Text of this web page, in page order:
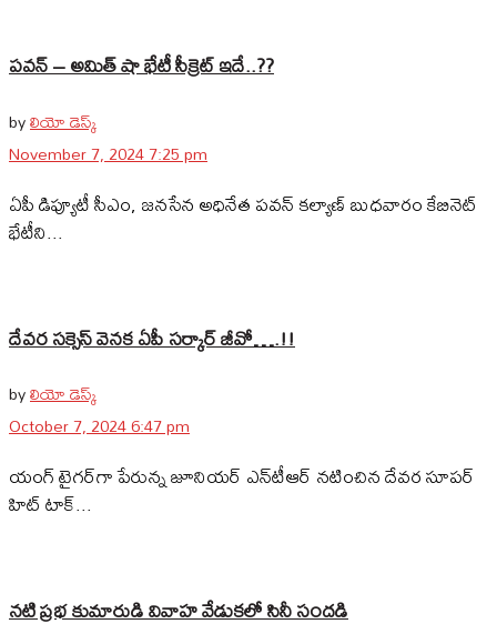
పవన్‌ – అమిత్‌ షా భేటీ సీక్రెట్‌ ఇదే..??
byలియో డెస్క్
November 7, 2024 7:25 pm
ఏపీ డిప్యూటీ సీఎం, జనసేన అధినేత పవన్ కల్యాణ్ బుధవారం కేబినెట్
భేటీని...
దేవర సక్సెస్‌ వెనక ఏపీ సర్కార్‌ జీవో….!!
byలియో డెస్క్
October 7, 2024 6:47 pm
యంగ్‌ టైగర్‌గా పేరున్న జూనియర్‌ ఎన్‌టీఆర్‌ నటించిన దేవర సూపర్‌
హిట్‌ టాక్‌...
నటి ప్రభ కుమారుడి వివాహ వేడుకలో సినీ సందడి